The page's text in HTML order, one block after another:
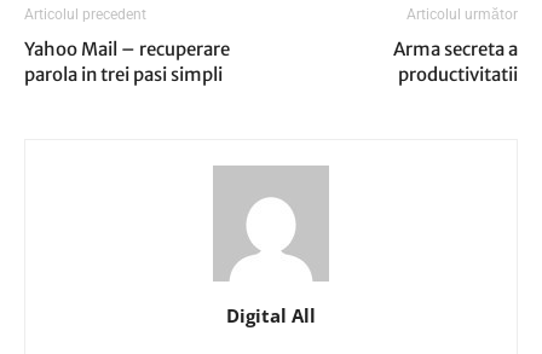
Articolul precedent
Yahoo Mail – recuperare
parola in trei pasi simpli
Articolul următor
Arma secreta a
productivitatii
Digital All